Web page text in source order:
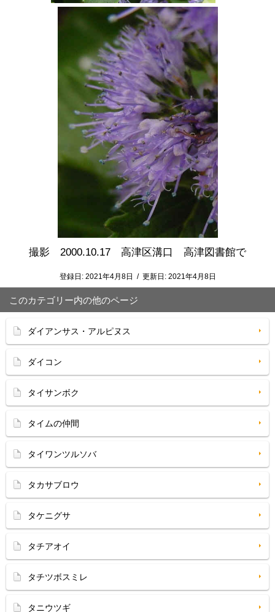
撮影 2000.10.17 高津区溝口 高津図書館で
登録日: 2021年4月8日 / 更新日: 2021年4月8日
このカテゴリー内の他のページ
ダイアンサス・アルピヌス
ダイコン
タイサンボク
タイムの仲間
タイワンツルソバ
タカサブロウ
タケニグサ
タチアオイ
タチツボスミレ
タニウツギ